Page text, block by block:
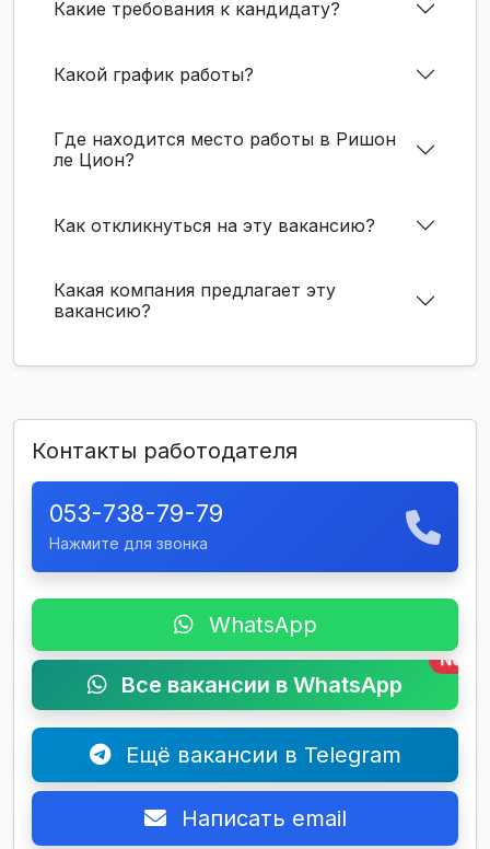
Какие требования к кандидату?
Какой график работы?
Где находится место работы в Ришон
ле Цион?
Как откликнуться на эту вакансию?
Какая компания предлагает эту
вакансию?
Контакты работодателя
053-738-79-79
Нажмите для звонка
WhatsApp
Все вакансии в WhatsApp
New
Ещё вакансии в Telegram
Написать email